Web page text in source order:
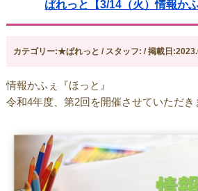
ぱれっと【3/14（火）情報か
カテゴリー:★ぱれっと / スタッフ: / 掲載日
情報かふぇ『ほっと』
令和4年度、第2回を開催させていただき